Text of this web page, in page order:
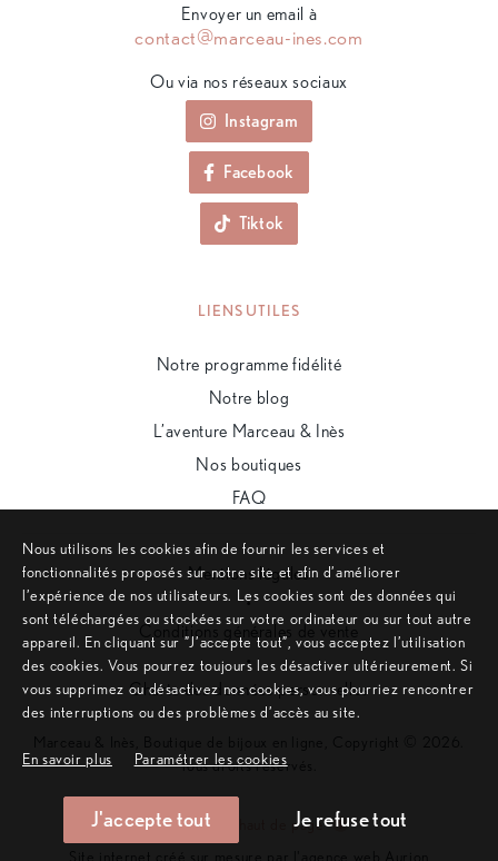
Envoyer un email à
contact@marceau-ines.com
Ou via nos réseaux sociaux
Instagram
Facebook
Tiktok
LIENS UTILES
Notre programme fidélité
Notre blog
L’aventure Marceau & Inès
Nos boutiques
FAQ
Mentions légales
•
Conditions générales de vente
•
Charte des données personnelles
Tous droits réservés.
Remonter en haut de page
Nous utilisons les cookies afin de fournir les services et
fonctionnalités proposés sur notre site et afin d’améliorer
l’expérience de nos utilisateurs. Les cookies sont des données qui
sont téléchargées ou stockées sur votre ordinateur ou sur tout autre
appareil. En cliquant sur ”J’accepte tout”, vous acceptez l’utilisation
des cookies. Vous pourrez toujours les désactiver ultérieurement. Si
vous supprimez ou désactivez nos cookies, vous pourriez rencontrer
des interruptions ou des problèmes d’accès au site.
En savoir plus Paramétrer les cookies
J'accepte tout Je refuse tout